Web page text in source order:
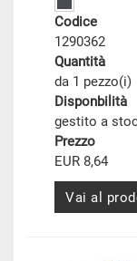
Codice
1290362
Quantità
da 1 pezzo(i)
Disponbilità
gestito a
Prezzo
EUR 8,64
Vai al